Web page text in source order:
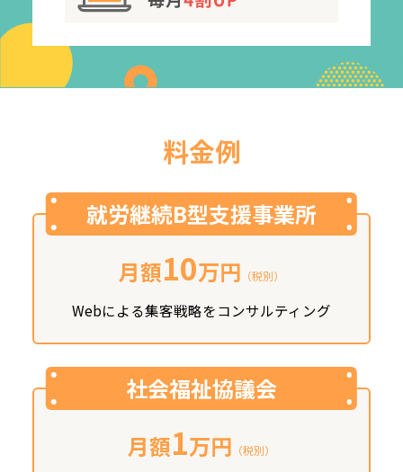
料金例
就労継続B型支援事業所
月額10万円 （税別）
Webによる集客戦略をコンサルティング
社会福祉協議会
月額1万円 （税別）